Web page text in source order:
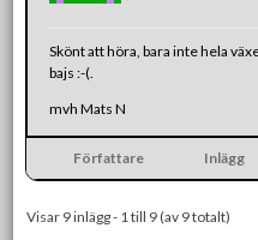
Skönt att höra, bara inte hela
bajs :-(.
mvh Mats N
Författare Inlägg
Visar 9 inlägg - 1 till 9 (av 9 totalt)